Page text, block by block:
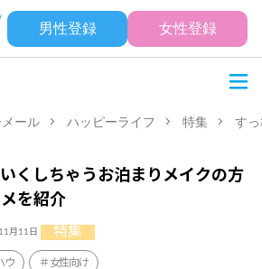
男性登録 女性登録
ール ハッピーライフ 特集 す
くしちゃうお泊まりメイクの方
を紹介
月11日 特集
ウ 女性向け